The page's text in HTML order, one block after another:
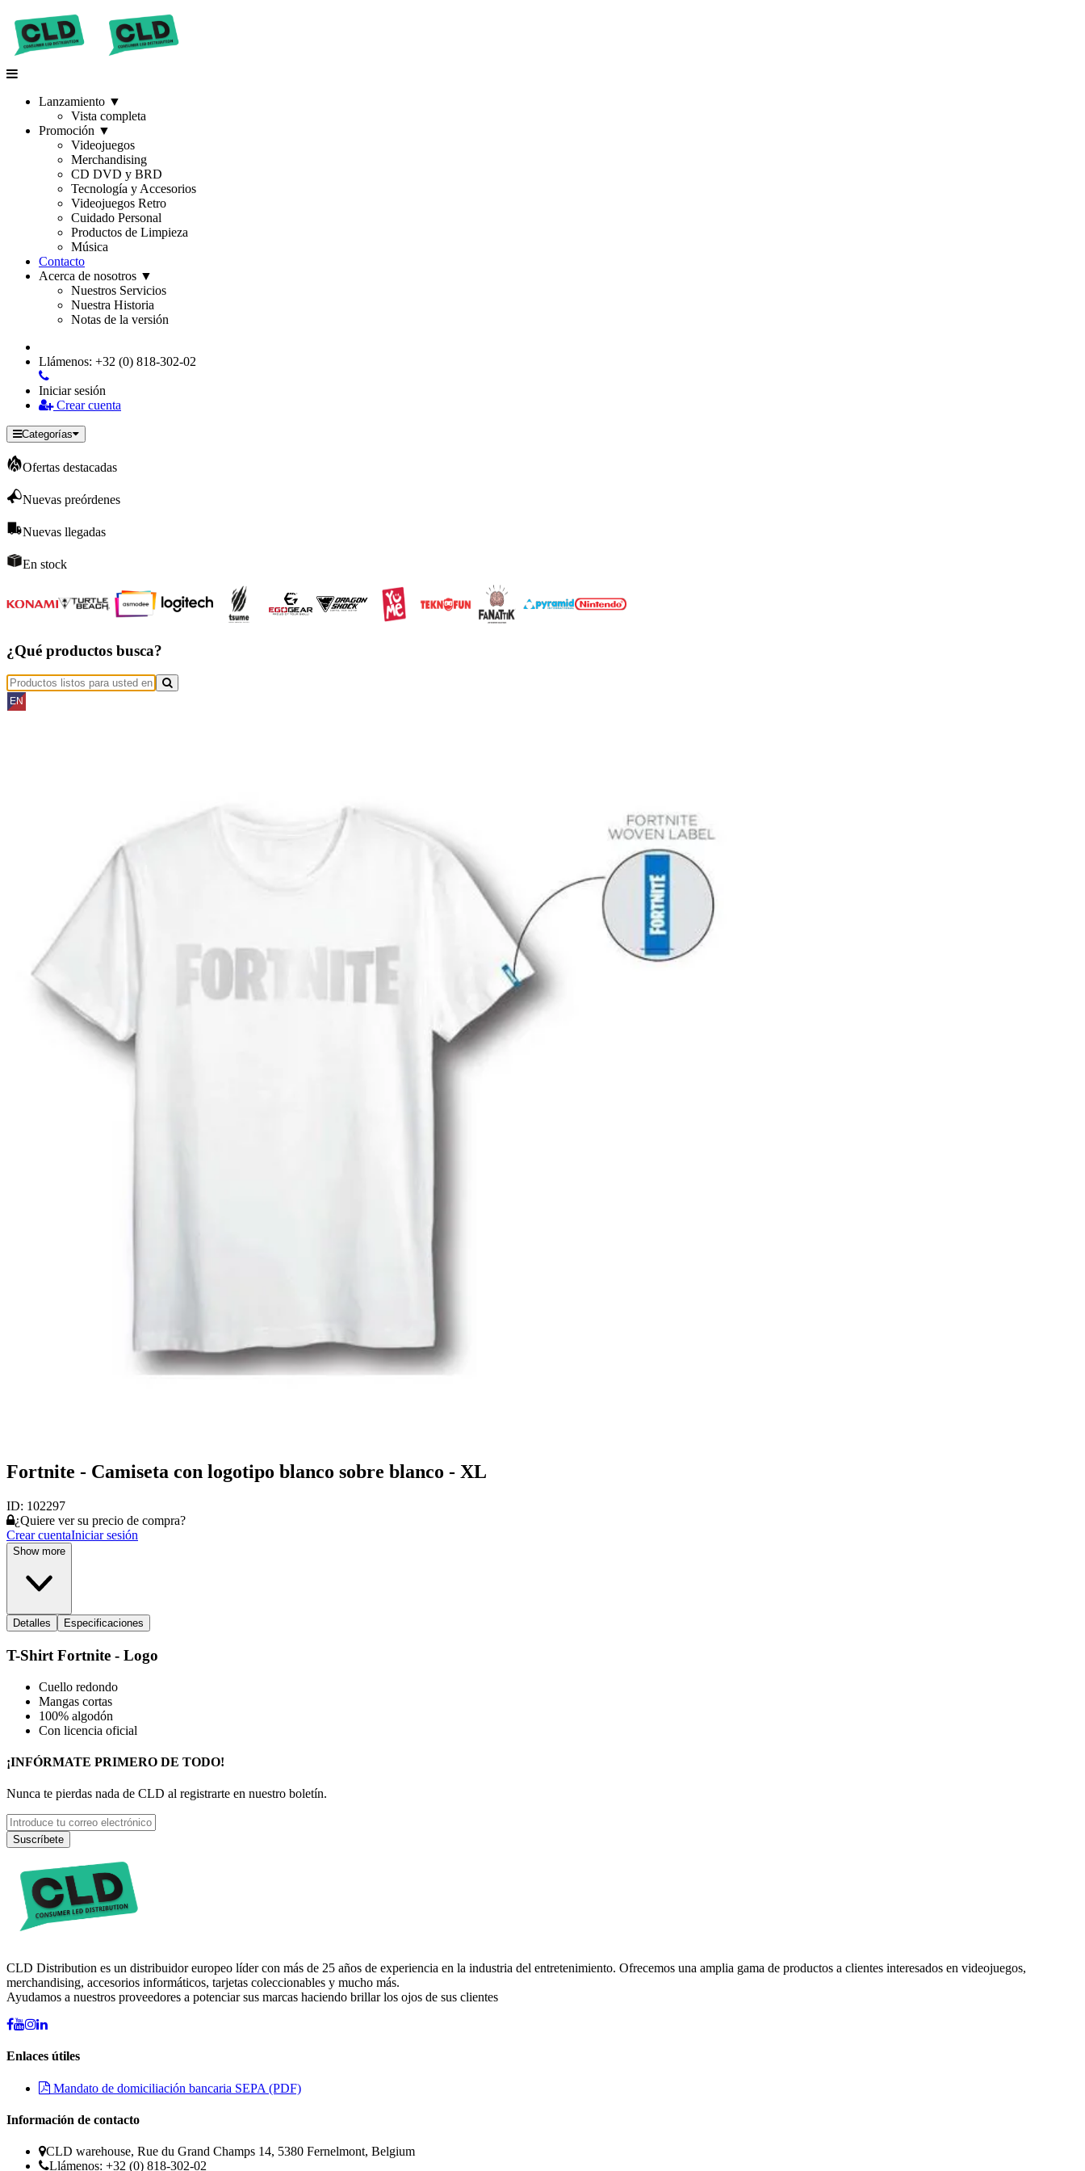
Lanzamiento ▼
Vista completa
Promoción ▼
Videojuegos
Merchandising
CD DVD y BRD
Tecnología y Accesorios
Videojuegos Retro
Cuidado Personal
Productos de Limpieza
Música
Contacto
Acerca de nosotros ▼
Nuestros Servicios
Nuestra Historia
Notas de la versión
Llámenos: +32 (0) 818-302-02
Iniciar sesión
Crear cuenta
Categorías
Ofertas destacadas
Nuevas preórdenes
Nuevas llegadas
En stock
¿Qué productos busca?
Fortnite - Camiseta con logotipo blanco sobre blanco - XL
ID: 102297
¿Quiere ver su precio de compra?
Crear cuentaIniciar sesión
Show more
Detalles Especificaciones
T-Shirt Fortnite - Logo
Cuello redondo
Mangas cortas
100% algodón
Con licencia oficial
¡INFÓRMATE PRIMERO DE TODO!
Nunca te pierdas nada de CLD al registrarte en nuestro boletín.
Suscríbete
CLD Distribution es un distribuidor europeo líder con más de 25 años de experiencia en la industria del entretenimiento. Ofrecemos una amplia gama de productos a clientes interesados en videojuegos,
merchandising, accesorios informáticos, tarjetas coleccionables y mucho más.
Ayudamos a nuestros proveedores a potenciar sus marcas haciendo brillar los ojos de sus clientes
Enlaces útiles
Mandato de domiciliación bancaria SEPA (PDF)
Información de contacto
CLD warehouse, Rue du Grand Champs 14, 5380 Fernelmont, Belgium
Llámenos: +32 (0) 818-302-02